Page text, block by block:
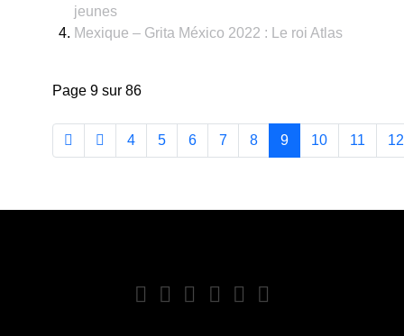
jeunes
Mexique – Grita México 2022 : Le roi Atlas
Page 9 sur 86
4 5 6 7 8 9 10 11 12